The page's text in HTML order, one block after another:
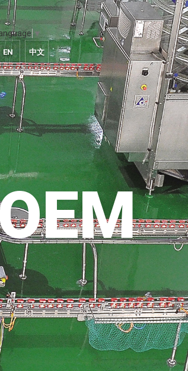
▼
EN 中文